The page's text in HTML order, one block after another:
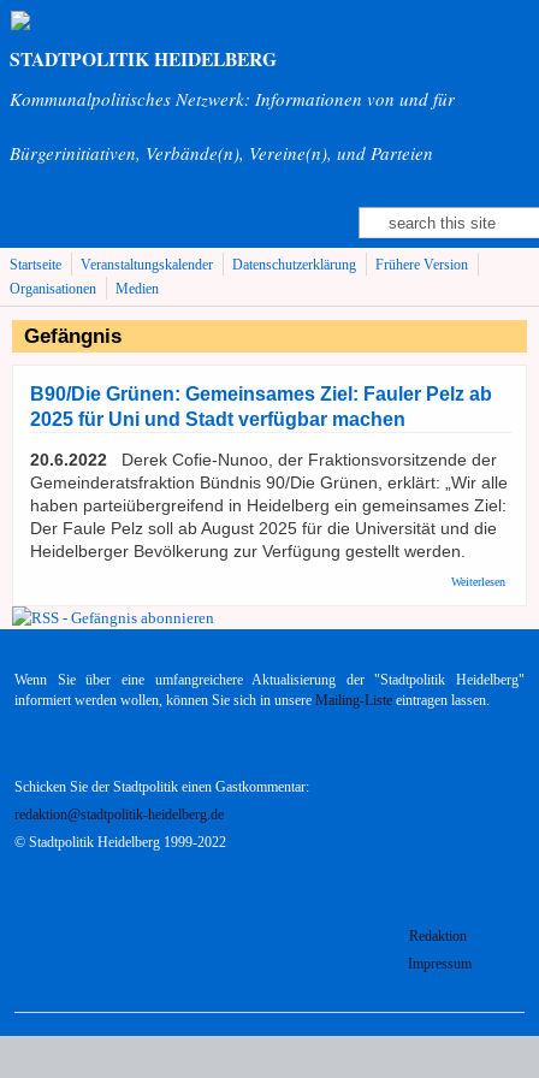
Direkt zum Inhalt
STADTPOLITIK HEIDELBERG
Kommunalpolitisches Netzwerk: Informationen von und für
Bürgerinitiativen, Verbände(n), Vereine(n), und Parteien
Suchformular
Suche
Startseite Veranstaltungskalender Datenschutzerklärung
Frühere Version
Organisationen
Medien
Gefängnis
B90/Die Grünen: Gemeinsames Ziel: Fauler Pelz ab
2025 für Uni und Stadt verfügbar machen
20.6.2022
Derek Cofie-Nunoo, der Fraktionsvorsitzende der
Gemeinderatsfraktion Bündnis 90/Die Grünen, erklärt: „Wir alle
haben parteiübergreifend in Heidelberg ein gemeinsames Ziel:
Der Faule Pelz soll ab August 2025 für die Universität und die
Heidelberger Bevölkerung zur Verfügung gestellt werden.
Weiterlesen
Ziel:
Stadt
Wenn Sie über eine umfangreichere Aktualisierung der "Stadtpolitik Heidelberg"
informiert werden wollen, können Sie sich in unsere Mailing-Liste eintragen lassen.
Schicken Sie der Stadtpolitik einen Gastkommentar:
redaktion@stadtpolitik-heidelberg.de
© Stadtpolitik Heidelberg 1999-2022
Redaktion
Impressum